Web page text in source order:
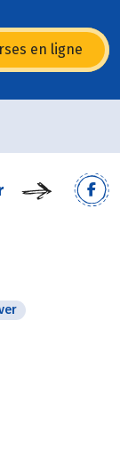
en ligne
nouvelle